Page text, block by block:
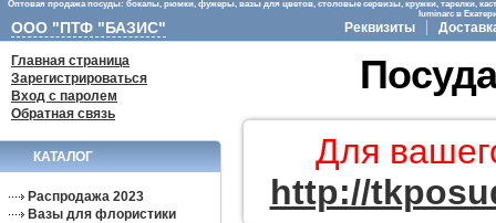
Оптовая продажа посуды: бокалы, рюмки, фужеры, вазы для цветов, столовые сервизы, кружки, тарелки,
luminarc в
ООО "ПТФ "БАЗИС" Реквизиты
Главная страница
Зарегистрироваться
Вход с паролем
Обратная связь
КАТАЛОГ
Распродажа 2023
Вазы для флористики
Для
http://